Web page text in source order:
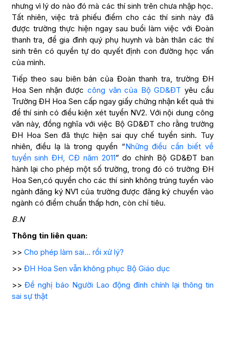
nhưng vì lý do nào đó mà các thí sinh trên chưa nhập học.
Tất nhiên, việc trả phiếu điểm cho các thí sinh này đã
được trường thực hiện ngay sau buổi làm việc với Đoàn
thanh tra, để gia đình quý phụ huynh và bản thân các thí
sinh trên có quyền tự do quyết định con đường học vấn
của mình.
Tiếp theo sau biên bản của Đoàn thanh tra, trường ĐH
Hoa Sen nhận được công văn của Bộ GD&ĐT yêu cầu
Trường ĐH Hoa Sen cấp ngay giấy chứng nhận kết quả thi
để thí sinh có điều kiện xét tuyển NV2. Với nội dung công
văn này, đồng nghĩa với việc Bộ GD&ĐT cho rằng trường
ĐH Hoa Sen đã thực hiện sai quy chế tuyển sinh. Tuy
nhiên, điều lạ là trong quyển “Những điều cần biết về
tuyển sinh ĐH, CĐ năm 2011” do chính Bộ GD&ĐT ban
hành lại cho phép một số trường, trong đó có trường ĐH
Hoa Sen,có quyền cho các thí sinh không trúng tuyển vào
ngành đăng ký NV1 của trường được đăng ký chuyển vào
ngành có điểm chuẩn thấp hơn, còn chỉ tiêu.
B.N
Thông tin liên quan:
>> Cho phép làm sai… rồi xử lý?
>> ĐH Hoa Sen vẫn không phục Bộ Giáo dục
>>Đề nghị báo Người Lao động đính chính lại thông tin
sai sự thật